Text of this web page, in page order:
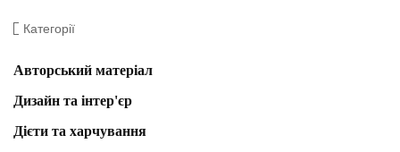
Категорії
Авторський матеріал
Дизайн та інтер'єр
Дієти та харчування